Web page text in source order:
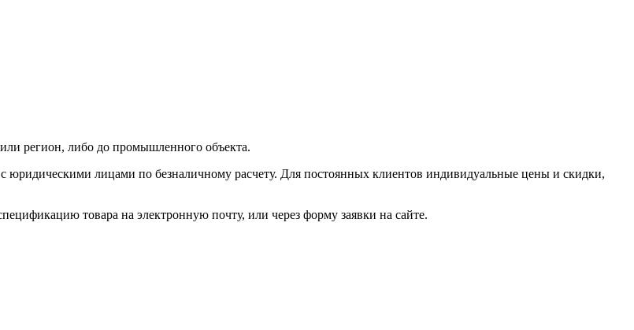
регион, либо до промышленного объекта.
юридическими лицами по безналичному расчету. Для постоянных клиентов индивидуальные цены и скидки,
товара на электронную почту, или через форму заявки на сайте.